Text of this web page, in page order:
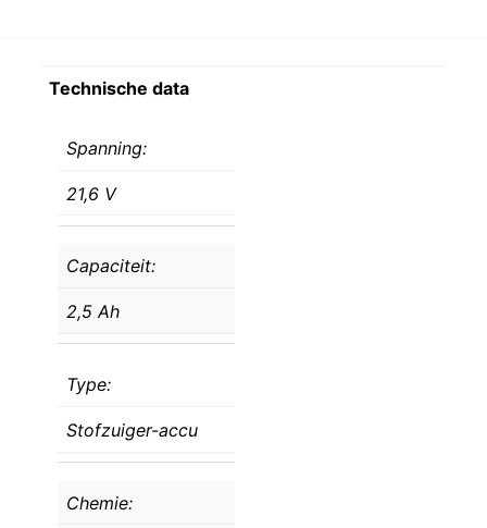
Technische data
Spanning:
21,6 V
Capaciteit:
2,5 Ah
Type:
Stofzuiger-accu
Chemie: